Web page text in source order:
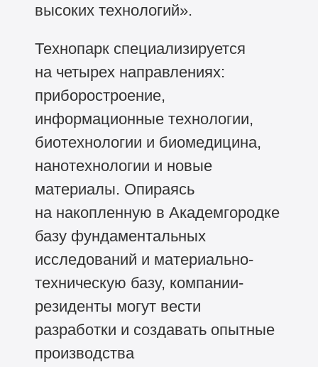
высоких технологий».
Технопарк специализируется
на четырех направлениях:
приборостроение,
информационные технологии,
биотехнологии и биомедицина,
нанотехнологии и новые
материалы. Опираясь
на накопленную в Академгородке
базу фундаментальных
исследований и материально-
техническую базу, компании-
резиденты могут вести
разработки и создавать опытные
производства